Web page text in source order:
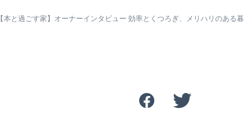
【本と過ごす家】オーナーインタビュー 効率とくつろぎ、メリハリのある